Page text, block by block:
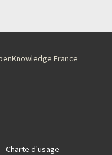
France
Charte d'usage